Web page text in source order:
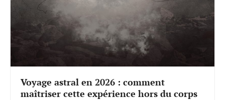
Voyage astral en 2026 : comment
maîtriser cette expérience hors du corps